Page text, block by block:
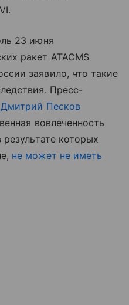
23 июня
ракет ATACMS
заявило, что такие
Пресс-
Дмитрий Песков
вовлеченность
которых
не может не иметь